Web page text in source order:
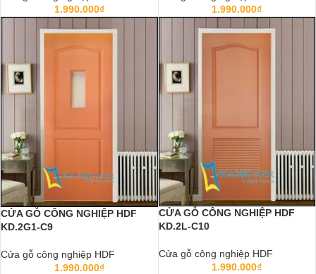
1.990.000₫
1.990.000₫
CỬA GỖ CÔNG NGHIỆP HDF
KD.2G1-C9
Cửa gỗ công nghiệp HDF
1.990.000₫
CỬA GỖ CÔNG NGHIỆP HDF
KD.2L-C10
Cửa gỗ công nghiệp HDF
1.990.000₫